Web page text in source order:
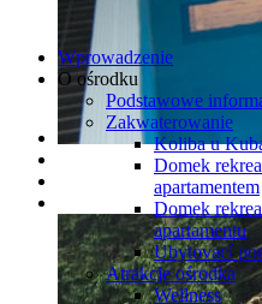
Wprowadzenie
O ośrodku
Podstawowe
Zakwaterowanie
Koliba u
Domek
apartamentem
Domek
apartamentu
Ubytovací
Atrakcje ośrodka
Wellness